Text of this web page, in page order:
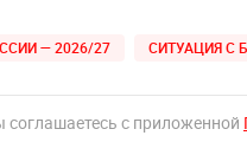
— 2026/27 СИТУАЦИЯ С
с приложенной